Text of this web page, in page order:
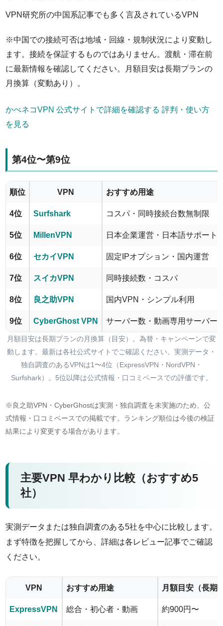
VPN研究所の中国系記事でも多く言及されているVPN
※中国での接続可否は地域・回線・規制状況により変動し
ます。接続を保証するものではありません。渡航・滞在前
に最新情報を確認してください。月額目安は長期プランの
月換算（変動あり）。
かべネコVPN 公式サイトで詳細を確認する 評判・使い方
を見る
第4位〜第9位
順位 VPN おすすめ用途
4位 Surfshark コスパ・同時接続台数無制限
5位 MillenVPN 日本企業運営・日本語サポート
6位 セカイVPN 固定IPオプション・国内運営
7位 スイカVPN 同時接続数・コスパ
8位 良之助VPN 国内VPN・シンプル利用
9位 CyberGhost VPN サーバー数・動画専用サーバー
月額目安は長期プランの月換算（目安）。為替・キャンペーンで変
動します。最新は各社公式サイトでご確認ください。実測データ・
独自調査のあるVPNは1〜4位（ExpressVPN・NordVPN・
Surfshark）。5位以降は公式情報・口コミベースでの評価です。
※良之助VPN・CyberGhostは実測・独自調査を未実施のため、公
式情報・口コミベースでの掲載です。ランキング順位は今後の検証
結果により変更する場合があります。
主要VPN 早わかり比較（おすすめ5
社）
実測データまたは独自調査のある5社を中心に比較します。
まず特徴を把握してから、詳細は各レビュー記事でご確認
ください。
VPN おすすめ用途 月額目安（長期
ExpressVPN 総合・初心者・動画 約900円〜